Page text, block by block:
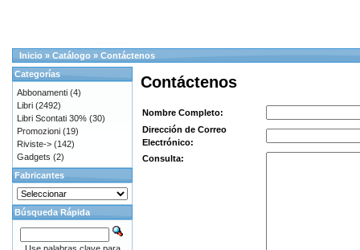
Inicio » Catálogo » Contáctenos
Contáctenos
Nombre Completo:
Dirección de Correo
Electrónico:
Consulta:
Categorías
Abbonamenti (4)
Libri (2492)
Libri Scontati 30% (30)
Promozioni (19)
Riviste-> (142)
Gadgets (2)
Fabricantes
Búsqueda Rápida